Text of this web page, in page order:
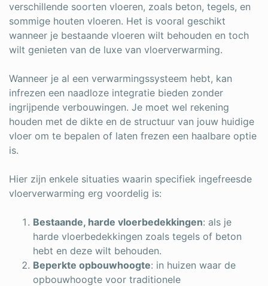
verschillende soorten vloeren, zoals beton, tegels, en
sommige houten vloeren. Het is vooral geschikt
wanneer je bestaande vloeren wilt behouden en toch
wilt genieten van de luxe van vloerverwarming.
Wanneer je al een verwarmingssysteem hebt, kan
infrezen een naadloze integratie bieden zonder
ingrijpende verbouwingen. Je moet wel rekening
houden met de dikte en de structuur van jouw huidige
vloer om te bepalen of laten frezen een haalbare optie
is.
Hier zijn enkele situaties waarin specifiek ingefreesde
vloerverwarming erg voordelig is:
Bestaande, harde vloerbedekkingen: als je
harde vloerbedekkingen zoals tegels of beton
hebt en deze wilt behouden.
Beperkte opbouwhoogte: in huizen waar de
opbouwhoogte voor traditionele